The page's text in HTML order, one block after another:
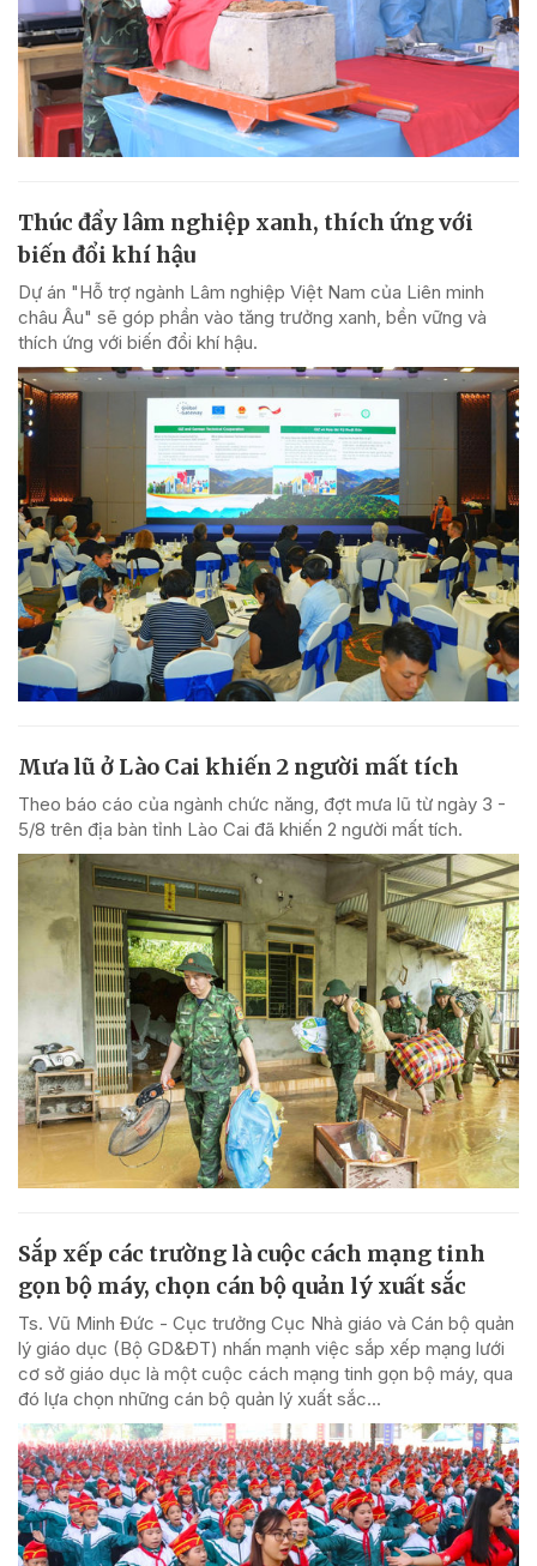
Thúc đẩy lâm nghiệp xanh, thích ứng với
biến đổi khí hậu
Dự án "Hỗ trợ ngành Lâm nghiệp Việt Nam của Liên minh
châu Âu" sẽ góp phần vào tăng trưởng xanh, bền vững và
thích ứng với biến đổi khí hậu.
Mưa lũ ở Lào Cai khiến 2 người mất tích
Theo báo cáo của ngành chức năng, đợt mưa lũ từ ngày 3 -
5/8 trên địa bàn tỉnh Lào Cai đã khiến 2 người mất tích.
Sắp xếp các trường là cuộc cách mạng tinh
gọn bộ máy, chọn cán bộ quản lý xuất sắc
Ts. Vũ Minh Đức - Cục trưởng Cục Nhà giáo và Cán bộ quản
lý giáo dục (Bộ GD&ĐT) nhấn mạnh việc sắp xếp mạng lưới
cơ sở giáo dục là một cuộc cách mạng tinh gọn bộ máy, qua
đó lựa chọn những cán bộ quản lý xuất sắc...